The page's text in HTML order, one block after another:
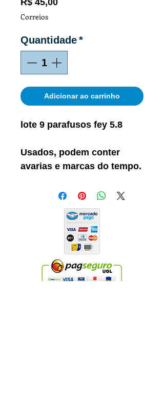
R$ 45,00
Correios
Quantidade*
Adicionar ao carrinho
lote 9 parafusos fey 5.8
Usados, podem conter
avarias e marcas do tempo.